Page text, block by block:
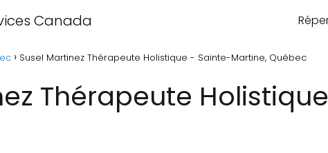
Canada
Susel Martinez Thérapeute Holistique - Sainte-Martine, Québec
Thérapeute